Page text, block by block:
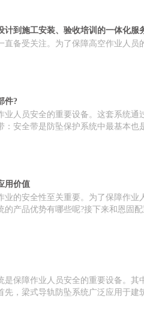
计到施工安装、验收培训的一体化服
直备受关注。为了保障高空作业人
件?
业人员安全的重要设备。这套系统
：安全带是防坠保护系统中最基本
用价值
业的安全性至关重要。为了保障作
产品优势有哪些呢?接下来和恩固
是保障作业人员安全的重要设备。
先，梁式导轨防坠系统广泛应用于